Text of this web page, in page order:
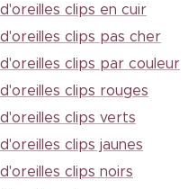
clips en cuir
clips pas cher
clips par couleur
clips rouges
clips verts
clips jaunes
clips noirs